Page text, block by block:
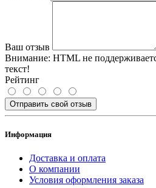
Ваш отзыв
Внимание: HTML не
текст!
Рейтинг
Отправить свой отзыв
Информация
Доставка и оплата
О компании
Условия оформления заказа